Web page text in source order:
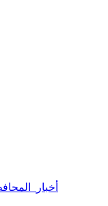
#أخبار‪_‬المحافظات | أسيوط.. "السقا" مهنة ترتبط بالموالد